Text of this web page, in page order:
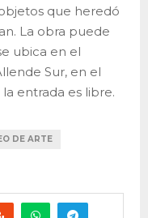
que heredó
La obra puede
ubica en el
Sur, en el
entrada es libre.
DE ARTE